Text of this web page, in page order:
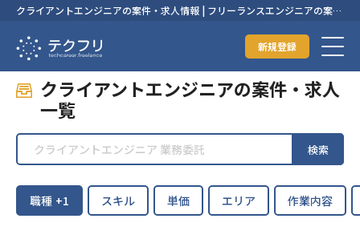
クライアントエンジニアの案件・求人情報 | フリーランスエンジニアの案
新規登録
クライアントエンジニアの案件・求人
一覧
検索
職種 +1 スキル 単価 エリア 作業内容